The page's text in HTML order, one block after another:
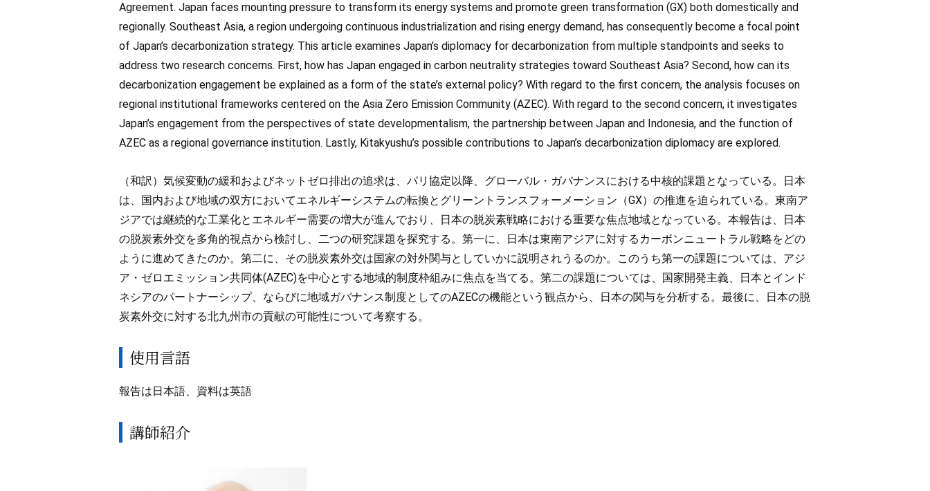
Agreement. Japan faces mounting pressure to transform its energy systems and promote green transformation (GX) both domestically and
regionally. Southeast Asia, a region undergoing continuous industrialization and rising energy demand, has consequently become a focal point
of Japan’s decarbonization strategy. This article examines Japan’s diplomacy for decarbonization from multiple standpoints and seeks to
address two research concerns. First, how has Japan engaged in carbon neutrality strategies toward Southeast Asia? Second, how can its
decarbonization engagement be explained as a form of the state’s external policy? With regard to the first concern, the analysis focuses on
regional institutional frameworks centered on the Asia Zero Emission Community (AZEC). With regard to the second concern, it investigates
Japan’s engagement from the perspectives of state developmentalism, the partnership between Japan and Indonesia, and the function of
AZEC as a regional governance institution. Lastly, Kitakyushu’s possible contributions to Japan’s decarbonization diplomacy are explored.
（和訳）気候変動の緩和およびネットゼロ排出の追求は、パリ協定以降、グローバル・ガバナンスにおける中核的課題となっている。日本
は、国内および地域の双方においてエネルギーシステムの転換とグリーントランスフォーメーション（GX）の推進を迫られている。東南ア
ジアでは継続的な工業化とエネルギー需要の増大が進んでおり、日本の脱炭素戦略における重要な焦点地域となっている。本報告は、日本
の脱炭素外交を多角的視点から検討し、二つの研究課題を探究する。第一に、日本は東南アジアに対するカーボンニュートラル戦略をどの
ように進めてきたのか。第二に、その脱炭素外交は国家の対外関与としていかに説明されうるのか。このうち第一の課題については、アジ
ア・ゼロエミッション共同体(AZEC)を中心とする地域的制度枠組みに焦点を当てる。第二の課題については、国家開発主義、日本とインド
ネシアのパートナーシップ、ならびに地域ガバナンス制度としてのAZECの機能という観点から、日本の関与を分析する。最後に、日本の脱
炭素外交に対する北九州市の貢献の可能性について考察する。
使用言語
報告は日本語、資料は英語
講師紹介